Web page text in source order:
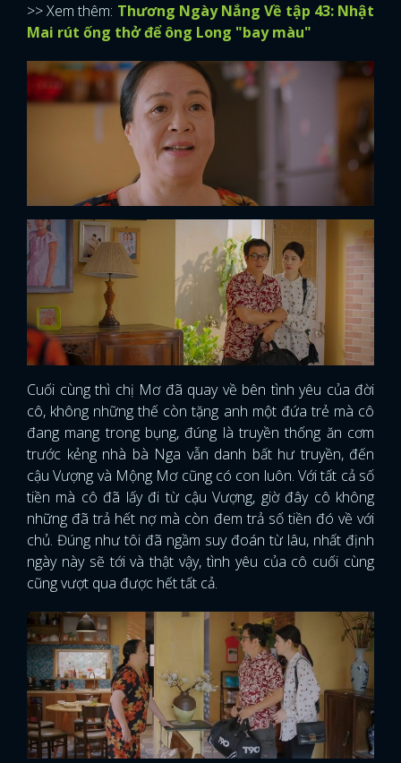
>> Xem thêm: Thương Ngày Nắng Về tập 43: Nhật
Mai rút ống thở để ông Long "bay màu"
Cuối cùng thì chị Mơ đã quay về bên tình yêu của đời
cô, không những thế còn tặng anh một đứa trẻ mà cô
đang mang trong bụng, đúng là truyền thống ăn cơm
trước kẻng nhà bà Nga vẫn danh bất hư truyền, đến
cậu Vượng và Mộng Mơ cũng có con luôn. Với tất cả số
tiền mà cô đã lấy đi từ cậu Vượng, giờ đây cô không
những đã trả hết nợ mà còn đem trả số tiền đó về với
chủ. Đúng như tôi đã ngầm suy đoán từ lâu, nhất định
ngày này sẽ tới và thật vậy, tình yêu của cô cuối cùng
cũng vượt qua được hết tất cả.